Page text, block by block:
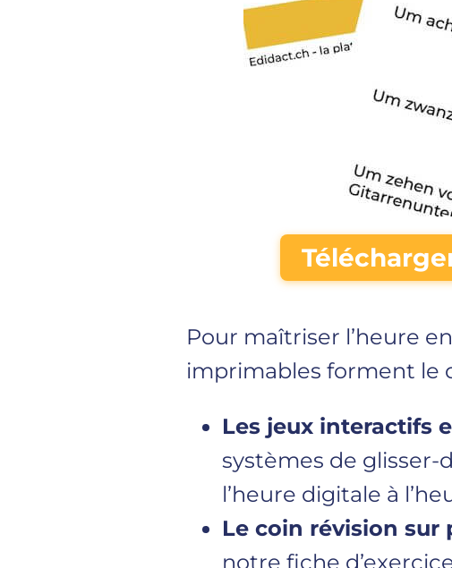
Pour maîtriser l’heure
imprimables forment le
Les jeux interactifs
systèmes de glisser-
l’heure digitale à
Le coin révision sur
notre fiche